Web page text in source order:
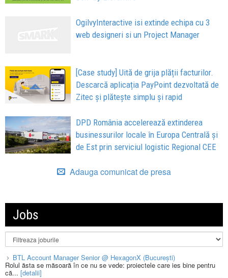
OgilvyInteractive isi extinde echipa cu 3
web designeri si un Project Manager
[Case study] Uită de grija plății facturilor.
Descarcă aplicația PayPoint dezvoltată de
Zitec și plătește simplu și rapid
DPD România accelerează extinderea
businessurilor locale în Europa Centrală și
de Est prin serviciul logistic Regional CEE
Adauga comunicat de presa
Jobs
BTL Account Manager Senior @ HexagonX (București)
Rolul ăsta se măsoară în ce nu se vede: proiectele care ies bine pentru
că... [detalii]